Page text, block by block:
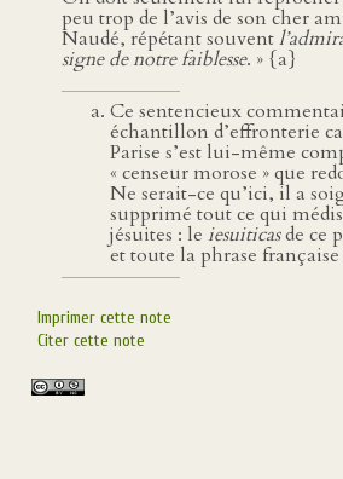
peu trop de l’avis de son cher
Naudé, répétant souvent
signe de notre faiblesse. » {a}
Ce sentencieux
échantillon d’effronterie
Parise s’est lui-même
« censeur morose » que
Ne serait-ce qu’ici, il a
supprimé tout ce qui
jésuites : le iesuiticasde ce
et toute la phrase
Imprimer cette note
Citer cette note